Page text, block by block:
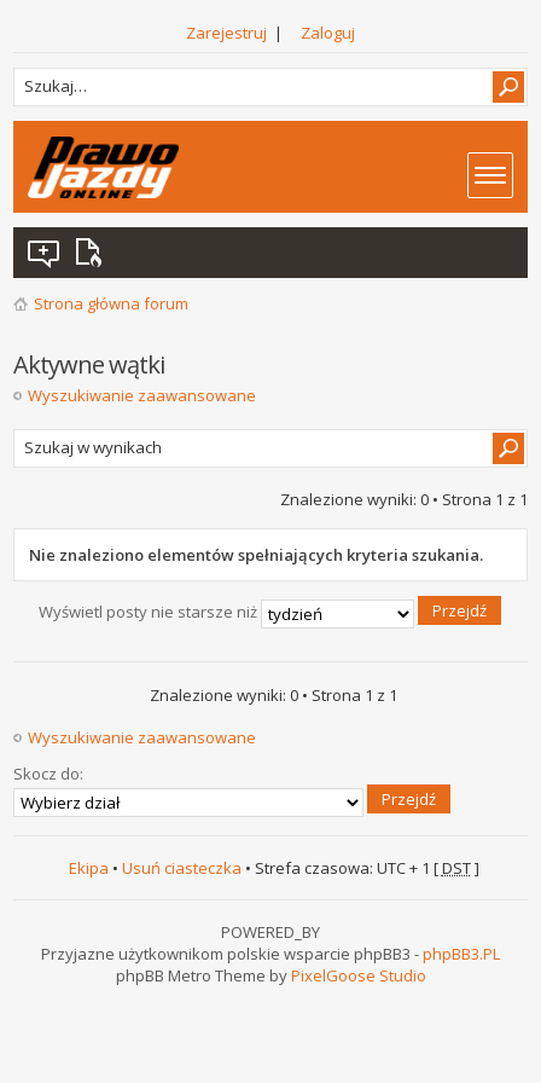
Zarejestruj | Zaloguj
Strona główna forum
Aktywne wątki
Wyszukiwanie zaawansowane
Znalezione wyniki: 0 • Strona 1 z 1
Nie znaleziono elementów spełniających kryteria szukania.
Wyświetl posty nie starsze niż
Znalezione wyniki: 0 • Strona 1 z 1
Wyszukiwanie zaawansowane
Skocz do:
Ekipa • Usuń ciasteczka • Strefa czasowa: UTC + 1 [DST]
POWERED_BY
Przyjazne użytkownikom polskie wsparcie phpBB3 -phpBB3.PL
phpBB Metro Theme byPixelGoose Studio